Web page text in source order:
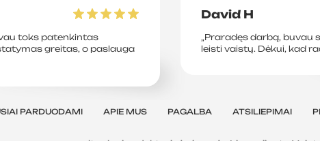
toks patenkintas
greitas, o paslauga
David H
„Praradęs darbą, buvau
leisti vaistų. Dėkui, kad
PARDUODAMI APIE MUS PAGALBA ATSILIEPIMAI